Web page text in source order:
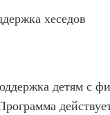
хеседов
детям с